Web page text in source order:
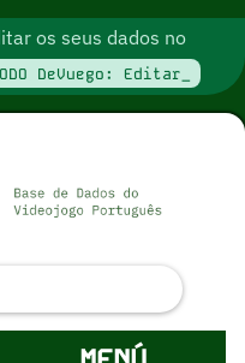
os seus dados no
DeVuego: Editar_